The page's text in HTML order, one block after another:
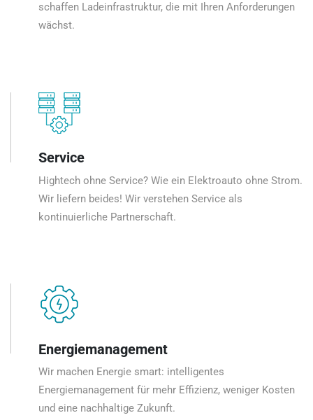
schaffen Ladeinfrastruktur, die mit Ihren Anforderungen
wächst.
Service
Hightech ohne Service? Wie ein Elektroauto ohne Strom.
Wir liefern beides! Wir verstehen Service als
kontinuierliche Partnerschaft.
Energiemanagement
Wir machen Energie smart: intelligentes
Energiemanagement für mehr Effizienz, weniger Kosten
und eine nachhaltige Zukunft.